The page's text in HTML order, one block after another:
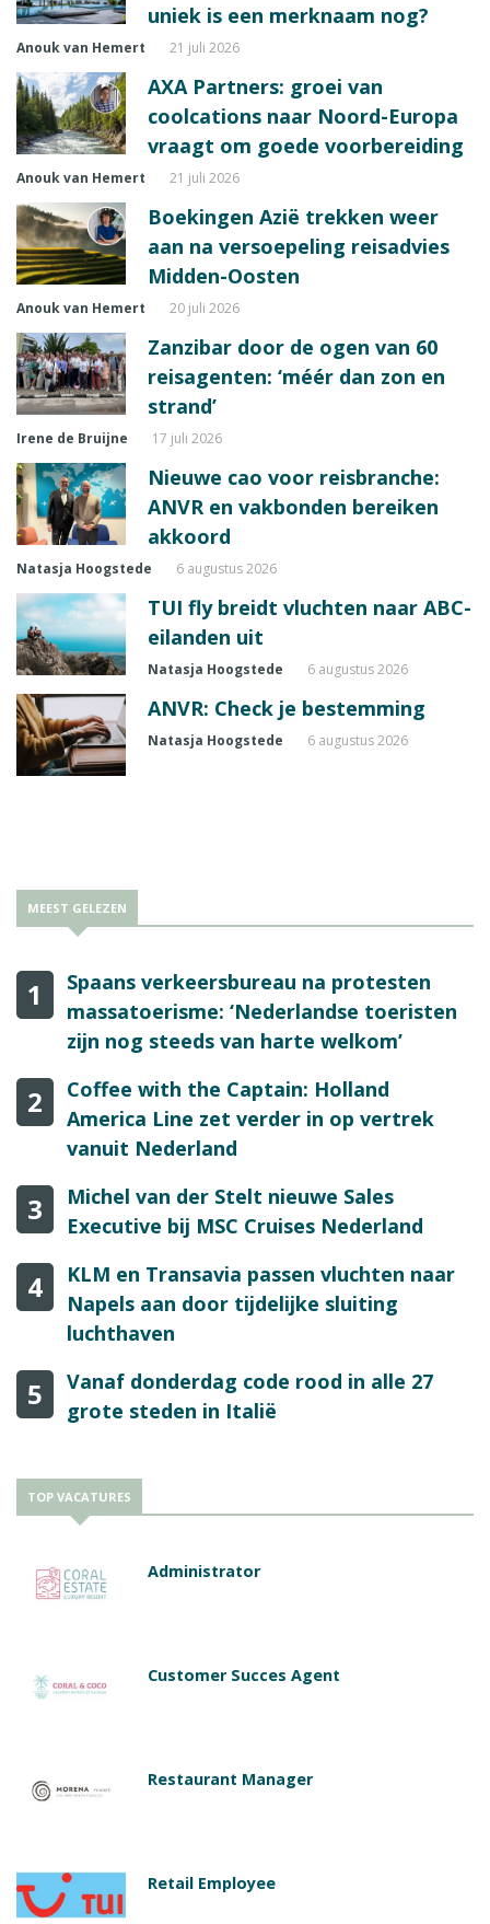
uniek is een merknaam nog?
Anouk van Hemert 21 juli 2026
AXA Partners: groei van
coolcations naar Noord-Europa
vraagt om goede voorbereiding
Anouk van Hemert 21 juli 2026
Boekingen Azië trekken weer
aan na versoepeling reisadvies
Midden-Oosten
Anouk van Hemert 20 juli 2026
Zanzibar door de ogen van 60
reisagenten: ‘méér dan zon en
strand’
Irene de Bruijne 17 juli 2026
Nieuwe cao voor reisbranche:
ANVR en vakbonden bereiken
akkoord
Natasja Hoogstede 6 augustus 2026
TUI fly breidt vluchten naar ABC-
eilanden uit
Natasja Hoogstede 6 augustus 2026
ANVR: Check je bestemming
Natasja Hoogstede 6 augustus 2026
MEEST GELEZEN
1
Spaans verkeersbureau na protesten
massatoerisme: ‘Nederlandse toeristen
zijn nog steeds van harte welkom’
2
Coffee with the Captain: Holland
America Line zet verder in op vertrek
vanuit Nederland
3
Michel van der Stelt nieuwe Sales
Executive bij MSC Cruises Nederland
4
KLM en Transavia passen vluchten naar
Napels aan door tijdelijke sluiting
luchthaven
5
Vanaf donderdag code rood in alle 27
grote steden in Italië
TOP VACATURES
Administrator
Customer Succes Agent
Restaurant Manager
Retail Employee